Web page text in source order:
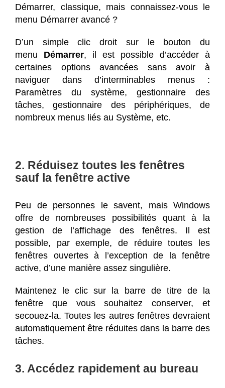
Démarrer, classique, mais connaissez-vous le
menu Démarrer avancé ?
D’un simple clic droit sur le bouton du
menu Démarrer, il est possible d’accéder à
certaines options avancées sans avoir à
naviguer dans d’interminables menus :
Paramètres du système, gestionnaire des
tâches, gestionnaire des périphériques, de
nombreux menus liés au Système, etc.
2. Réduisez toutes les fenêtres
sauf la fenêtre active
Peu de personnes le savent, mais Windows
offre de nombreuses possibilités quant à la
gestion de l’affichage des fenêtres. Il est
possible, par exemple, de réduire toutes les
fenêtres ouvertes à l’exception de la fenêtre
active, d’une manière assez singulière.
Maintenez le clic sur la barre de titre de la
fenêtre que vous souhaitez conserver, et
secouez-la. Toutes les autres fenêtres devraient
automatiquement être réduites dans la barre des
tâches.
3. Accédez rapidement au bureau